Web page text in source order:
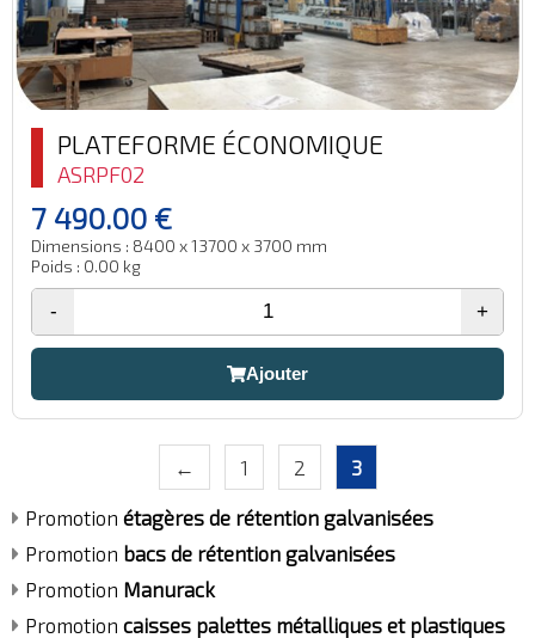
PLATEFORME ÉCONOMIQUE
ASRPF02
7 490.00 €
Dimensions : 8400 x 13700 x 3700 mm
Poids : 0.00 kg
- +
Ajouter
← 1 2 3
Promotionétagères de rétention galvanisées
Promotion bacs de rétention galvanisées
Promotion Manurack
Promotioncaisses palettes métalliques et plastiques